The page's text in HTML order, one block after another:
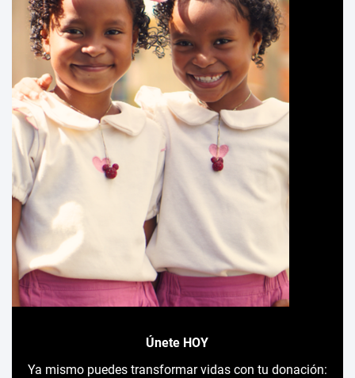
Únete HOY
Ya mismo puedes transformar vidas con tu donación: